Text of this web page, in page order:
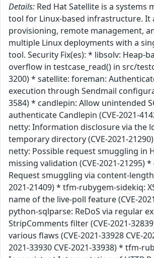
Details: Red Hat Satellite is a systems
tool for Linux-based infrastructure. It
provisioning, remote management,
multiple Linux deployments with a
tool. Security Fix(es): * libsolv: Heap-
overflow in testcase_read() in src/
3200) * satellite: foreman:
execution through Sendmail
3584) * candlepin: Allow unintended
authenticate Candlepin (CVE-2021-
netty: Information disclosure via the
temporary directory (CVE-2021-
netty: Possible request smuggling in
missing validation (CVE-2021-21295)
Request smuggling via content-length
2021-21409) * tfm-rubygem-sidekiq:
name of the live-poll feature (CVE-
python-sqlparse: ReDoS via regular
StripComments filter (CVE-2021-
various flaws (CVE-2021-33928 CVE-
2021-33930 CVE-2021-33938) * tfm-